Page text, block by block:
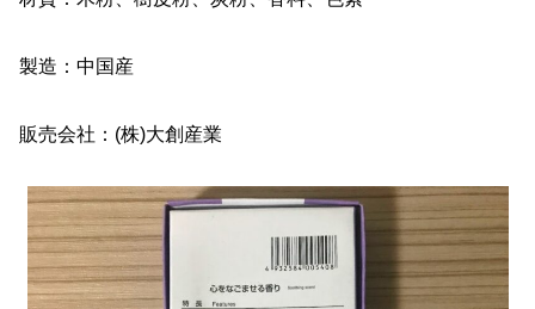
製造：中国産
販売会社：(株)大創産業